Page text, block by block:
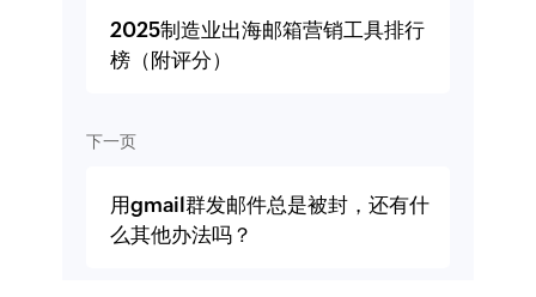
2025制造业出海邮箱营销工具排行
榜（附评分）
下一页
用gmail群发邮件总是被封，还有什
么其他办法吗？